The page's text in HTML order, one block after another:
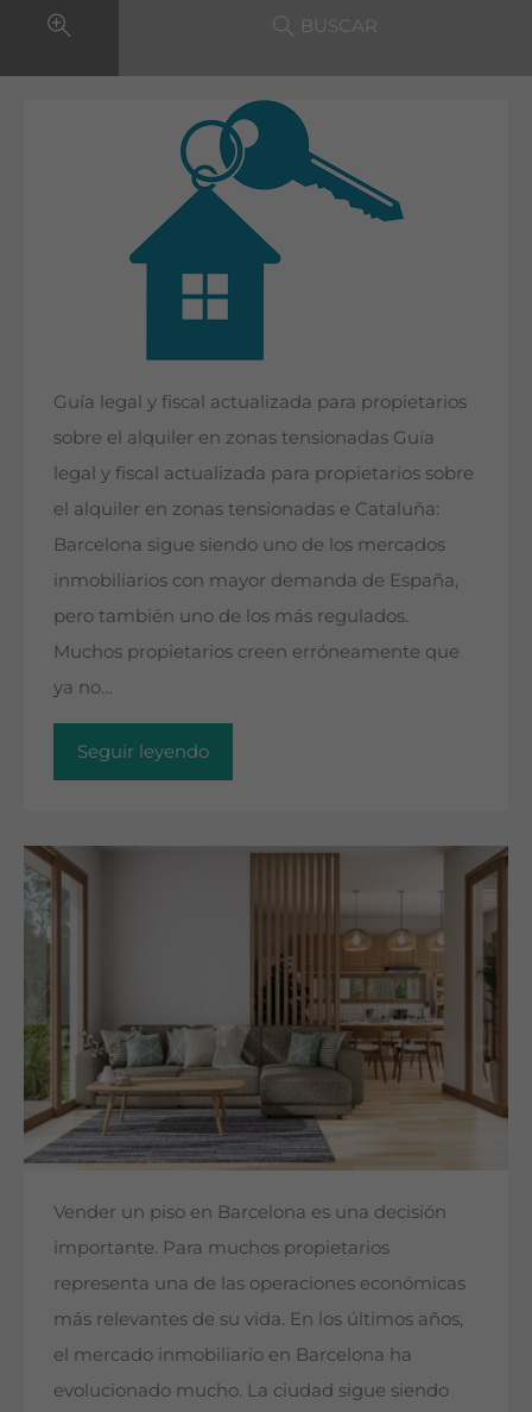
BUSCAR
Guía legal y fiscal actualizada para propietarios
sobre el alquiler en zonas tensionadas Guía
legal y fiscal actualizada para propietarios sobre
el alquiler en zonas tensionadas e Cataluña:
Barcelona sigue siendo uno de los mercados
inmobiliarios con mayor demanda de España,
pero también uno de los más regulados.
Muchos propietarios creen erróneamente que
ya no…
Seguir leyendo
Vender un piso en Barcelona es una decisión
importante. Para muchos propietarios
representa una de las operaciones económicas
más relevantes de su vida. En los últimos años,
el mercado inmobiliario en Barcelona ha
evolucionado mucho. La ciudad sigue siendo